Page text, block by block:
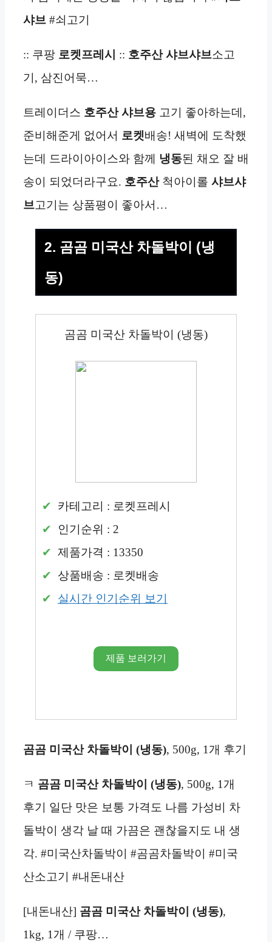
샤브 #쇠고기
:: 쿠팡 로켓프레시 :: 호주산 샤브샤브소고
기, 삼진어묵…
트레이더스 호주산 샤브용 고기 좋아하는데,
준비해준게 없어서 로켓배송! 새벽에 도착했
는데 드라이아이스와 함께 냉동된 채오 잘 배
송이 되었더라구요. 호주산척아이롤 샤브샤
브고기는 상품평이 좋아서…
2. 곰곰 미국산 차돌박이 (냉
동)
곰곰 미국산 차돌박이 (냉동)
카테고리 : 로켓프레시
인기순위 : 2
제품가격 : 13350
상품배송 : 로켓배송
실시간 인기순위 보기
제품 보러가기
곰곰 미국산 차돌박이 (냉동), 500g, 1개 후기
ㅋ 곰곰 미국산 차돌박이 (냉동), 500g, 1개
후기 일단 맛은 보통 가격도 나름 가성비 차
돌박이 생각 날 때 가끔은 괜찮을지도 내 생
각. #미국산차돌박이 #곰곰차돌박이 #미국
산소고기 #내돈내산
[내돈내산] 곰곰 미국산 차돌박이 (냉동),
1kg, 1개 / 쿠팡…